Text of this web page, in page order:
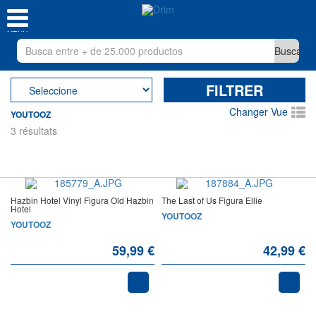
MENU
FILTRER
YOUTOOZ
Changer Vue
3 résultats
Hazbin Hotel Vinyl Figura Old Hazbin
Hotel
YOUTOOZ
59,99 €
The Last of Us Figura Ellie
YOUTOOZ
42,99 €